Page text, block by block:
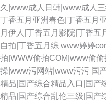
久|www成人日韩|www成人
丁香五月亚洲春色|丁香五月
月伊人|丁香五月影院|丁香五
自拍|丁香五月综 www婷婷
拍|WWW偷拍COM|www偷
操|www污网站|www污污 国
精品|国产综合精品入口|国产
精品|国产综合乱伦三级|国产